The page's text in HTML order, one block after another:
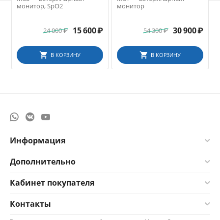
монитор, SpO2
24 000₽ 15 600₽
В КОРЗИНУ
монитор
54 300₽ 30 900₽
В КОРЗИНУ
Информация
Дополнительно
Кабинет покупателя
Контакты